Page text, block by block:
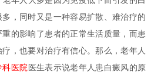
，同时又是一种容易扩散、难治疗的
的影响了患者的正常生活质量，而患
，也要对治疗有信心。那么，老年人
科医院 医生表示说老年人患白癜风的原